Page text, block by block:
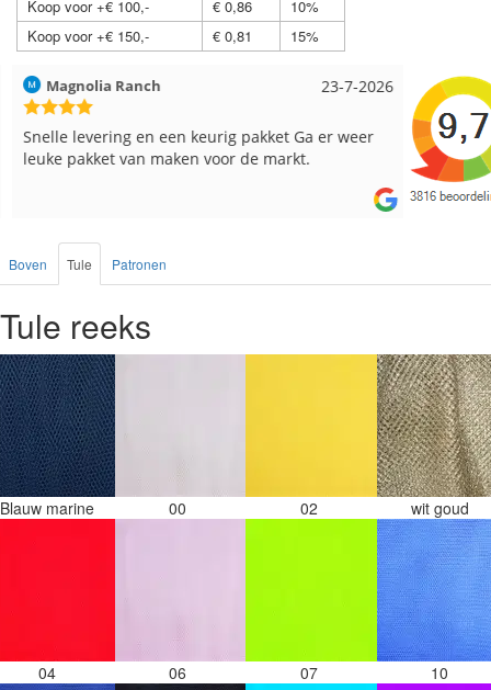
Koop voor +€ 100,-
€ 0,86
10%
Koop voor +€ 150,-
€ 0,81 15%
23-7-2026
Magnolia Ranch
Snelle levering en een keurig pakket Ga er weer
leuke pakket van maken voor de markt.
Hilde uit
Reeds
besteld,
Boven Tule Patronen
Tule reeks
Blauw marine 00 02 wit goud
04 06 07 10